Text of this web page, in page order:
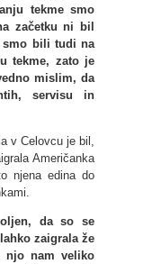
tekme smo
začetku ni bil
smo bili tudi na
tekme, zato je
mislim, da
servisu in
v Celovcu je bil,
Američanka
njena edina do
da so se
zaigrala že
njo nam veliko